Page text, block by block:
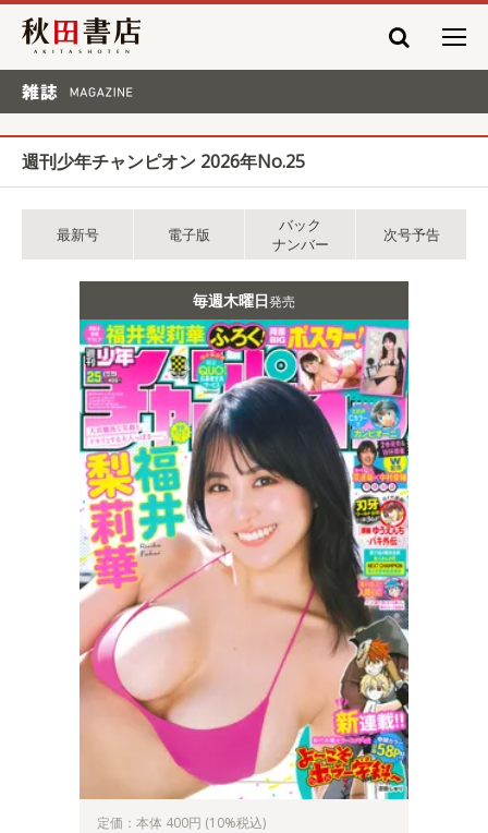
秋田書店
週刊少年チャンピオン 2026年No.25
最新号 電子版
バック
ナンバー
次号予告
毎週木曜日発売
定価：本体 400円 (10%税込)